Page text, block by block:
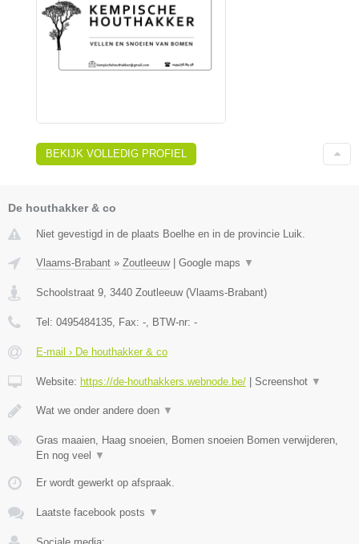
BEKIJK VOLLEDIG PROFIEL
De houthakker & co
Niet gevestigd in de plaats Boelhe en in de provincie Luik.
Vlaams-Brabant » Zoutleeuw| Google maps ▼
Schoolstraat 9, 3440 Zoutleeuw(Vlaams-Brabant)
Tel: 0495484135, Fax: -, BTW-nr: -
E-mail › De houthakker & co
Website: https://de-houthakkers.webnode.be/ Screenshot ▼
Wat we onder andere doen ▼
Gras maaien, Haag snoeien, Bomen snoeien Bomen verwijderen,
En nog veel
▼
Er wordt gewerkt op afspraak.
Laatste facebook posts ▼